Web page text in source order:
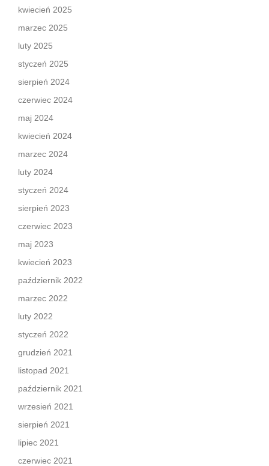
kwiecień 2025
marzec 2025
luty 2025
styczeń 2025
sierpień 2024
czerwiec 2024
maj 2024
kwiecień 2024
marzec 2024
luty 2024
styczeń 2024
sierpień 2023
czerwiec 2023
maj 2023
kwiecień 2023
październik 2022
marzec 2022
luty 2022
styczeń 2022
grudzień 2021
listopad 2021
październik 2021
wrzesień 2021
sierpień 2021
lipiec 2021
czerwiec 2021